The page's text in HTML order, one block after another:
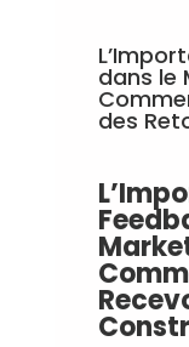
dans le
des